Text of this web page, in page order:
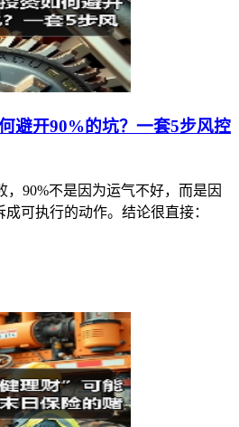
避开90%的坑？一套5步风控
，90%不是因为运气不好，而是因
成可执行的动作。结论很直接：